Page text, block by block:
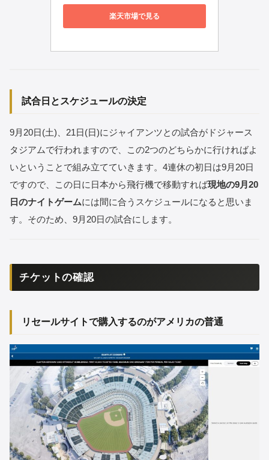
楽天市場で見る
試合日とスケジュールの決定
9月20日(土)、21日(日)にジャイアンツとの試合がドジャース
タジアムで行われますので、この2つのどちらかに行ければよ
いということで組み立てていきます。4連休の初日は9月20日
ですので、この日に日本から飛行機で移動すれば現地の9月20
日のナイトゲームには間に合うスケジュールになると思いま
す。そのため、9月20日の試合にします。
チケットの確認
リセールサイトで購入するのがアメリカの普通